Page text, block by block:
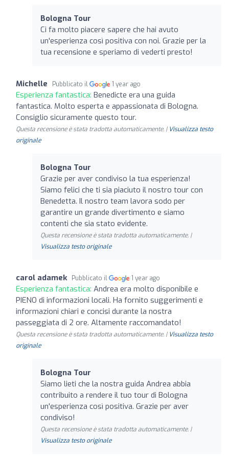
Bologna Tour
Ci fa molto piacere sapere che hai avuto
un'esperienza così positiva con noi. Grazie per la
tua recensione e speriamo di vederti presto!
Michelle Pubblicato il 1 year ago
Esperienza fantastica: Benedicte era una guida
fantastica. Molto esperta e appassionata di Bologna.
Consiglio sicuramente questo tour.
Questa recensione è stata tradotta automaticamente. | Visualizza testo
originale
Bologna Tour
Grazie per aver condiviso la tua esperienza!
Siamo felici che ti sia piaciuto il nostro tour con
Benedetta. Il nostro team lavora sodo per
garantire un grande divertimento e siamo
contenti che sia stato evidente.
Questa recensione è stata tradotta automaticamente. |
Visualizza testo originale
carol adamek Pubblicato il 1 year ago
Esperienza fantastica: Andrea era molto disponibile e
PIENO di informazioni locali. Ha fornito suggerimenti e
informazioni chiari e concisi durante la nostra
passeggiata di 2 ore. Altamente raccomandato!
Questa recensione è stata tradotta automaticamente. | Visualizza testo
originale
Bologna Tour
Siamo lieti che la nostra guida Andrea abbia
contribuito a rendere il tuo tour di Bologna
un'esperienza così positiva. Grazie per aver
condiviso!
Questa recensione è stata tradotta automaticamente. |
Visualizza testo originale